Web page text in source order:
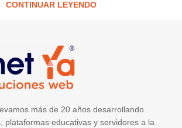
CONTINUAR LEYENDO
más de 20 años desarrollando
plataformas educativas y servidores a la